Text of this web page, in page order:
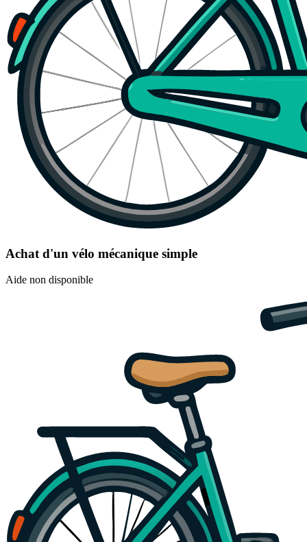
Achat d'un vélo mécanique simple
Aide non disponible